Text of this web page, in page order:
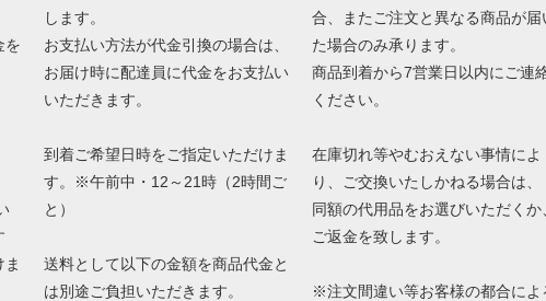
を
します。
お支払い方法が代金引換の場合は、
お届け時に配達員に代金をお支払い
いただきます。
到着ご希望日時をご指定いただけま
す。※午前中・12～21時（2時間ご
と）
送料として以下の金額を商品代金と
は別途ご負担いただきます。
合、またご注文と異なる商品が届
た場合のみ承ります。
商品到着から7営業日以内にご連
ください。
在庫切れ等やむおえない事情によ
り、ご交換いたしかねる場合は、
同額の代用品をお選びいただくか
ご返金を致します。
※注文間違い等お客様の都合によ